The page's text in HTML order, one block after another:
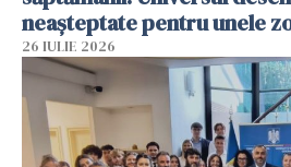
neașteptate pentru unele
26 IULIE 2026